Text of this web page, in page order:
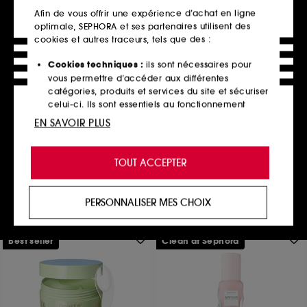
YEPODA
The Night Light
Crème hydratante sans huiles à l'armoise et niacinamide
111
26,00€
Ajouter au panier
Best seller Clean at Sephora
Afin de vous offrir une expérience d’achat en ligne
optimale, SEPHORA et ses partenaires utilisent des
cookies et autres traceurs, tels que des :
Cookies techniques : ils sont nécessaires pour
vous permettre d’accéder aux différentes
catégories, produits et services du site et sécuriser
celui-ci. Ils sont essentiels au fonctionnement
technique du site et ne peuvent être désactivés.
de vous offrir une expérience enrichie et
personnalisée en vous recommandant des
produits, des services et des contenus qui
proposer des offres promotionnelles adaptées à
votre profil.
Cookies réseaux sociaux et publicité :ils sont
utilisés pour vous présenter du contenu susceptible
de vous plaire via des publicités, y compris sur des
sites tiers et sur les réseaux sociaux, sur la base
des pages que vous avez consultées, de votre
TOUT ACCEPTER
PERSONNALISER MES CHOIX
EN SAVOIR PLUS